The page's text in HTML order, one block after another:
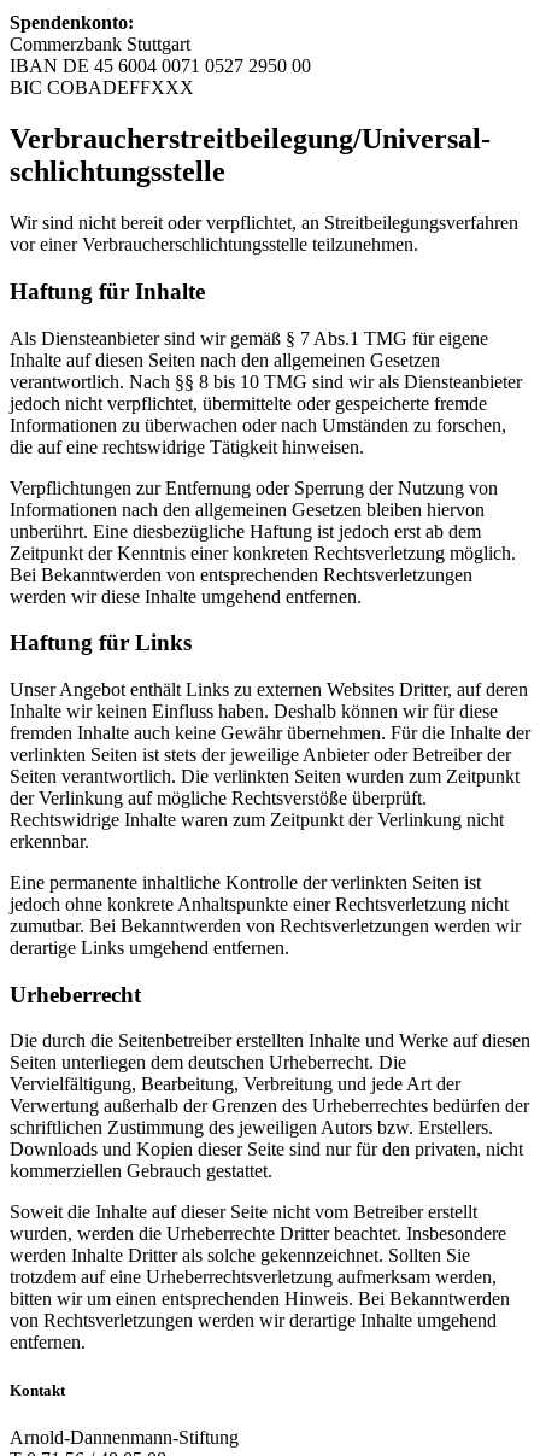
Spendenkonto:
Commerzbank Stuttgart
IBAN DE 45 6004 0071 0527 2950 00
BIC COBADEFFXXX
Verbraucher­streit­beilegung/Universal­
schlichtungs­stelle
Wir sind nicht bereit oder verpflichtet, an Streitbeilegungsverfahren
vor einer Verbraucherschlichtungsstelle teilzunehmen.
Haftung für Inhalte
Als Diensteanbieter sind wir gemäß § 7 Abs.1 TMG für eigene
Inhalte auf diesen Seiten nach den allgemeinen Gesetzen
verantwortlich. Nach §§ 8 bis 10 TMG sind wir als Diensteanbieter
jedoch nicht verpflichtet, übermittelte oder gespeicherte fremde
Informationen zu überwachen oder nach Umständen zu forschen,
die auf eine rechtswidrige Tätigkeit hinweisen.
Verpflichtungen zur Entfernung oder Sperrung der Nutzung von
Informationen nach den allgemeinen Gesetzen bleiben hiervon
unberührt. Eine diesbezügliche Haftung ist jedoch erst ab dem
Zeitpunkt der Kenntnis einer konkreten Rechtsverletzung möglich.
Bei Bekanntwerden von entsprechenden Rechtsverletzungen
werden wir diese Inhalte umgehend entfernen.
Haftung für Links
Unser Angebot enthält Links zu externen Websites Dritter, auf deren
Inhalte wir keinen Einfluss haben. Deshalb können wir für diese
fremden Inhalte auch keine Gewähr übernehmen. Für die Inhalte der
verlinkten Seiten ist stets der jeweilige Anbieter oder Betreiber der
Seiten verantwortlich. Die verlinkten Seiten wurden zum Zeitpunkt
der Verlinkung auf mögliche Rechtsverstöße überprüft.
Rechtswidrige Inhalte waren zum Zeitpunkt der Verlinkung nicht
erkennbar.
Eine permanente inhaltliche Kontrolle der verlinkten Seiten ist
jedoch ohne konkrete Anhaltspunkte einer Rechtsverletzung nicht
zumutbar. Bei Bekanntwerden von Rechtsverletzungen werden wir
derartige Links umgehend entfernen.
Urheberrecht
Die durch die Seitenbetreiber erstellten Inhalte und Werke auf diesen
Seiten unterliegen dem deutschen Urheberrecht. Die
Vervielfältigung, Bearbeitung, Verbreitung und jede Art der
Verwertung außerhalb der Grenzen des Urheberrechtes bedürfen der
schriftlichen Zustimmung des jeweiligen Autors bzw. Erstellers.
Downloads und Kopien dieser Seite sind nur für den privaten, nicht
kommerziellen Gebrauch gestattet.
Soweit die Inhalte auf dieser Seite nicht vom Betreiber erstellt
wurden, werden die Urheberrechte Dritter beachtet. Insbesondere
werden Inhalte Dritter als solche gekennzeichnet. Sollten Sie
trotzdem auf eine Urheberrechtsverletzung aufmerksam werden,
bitten wir um einen entsprechenden Hinweis. Bei Bekanntwerden
von Rechtsverletzungen werden wir derartige Inhalte umgehend
entfernen.
Kontakt
Arnold-Dannenmann-Stiftung